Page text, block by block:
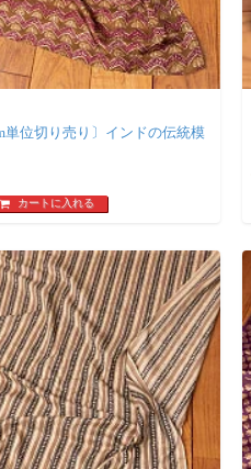
単位切り売り〕インドの伝統模
カートに入れる